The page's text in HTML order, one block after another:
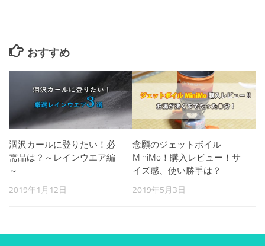
おすすめ
涸沢カールに登りたい！必
需品は？～レインウエア編
～
2019年1月12日
念願のジェットボイル
MiniMo！購入レビュー！サ
イズ感、使い勝手は？
2019年5月3日